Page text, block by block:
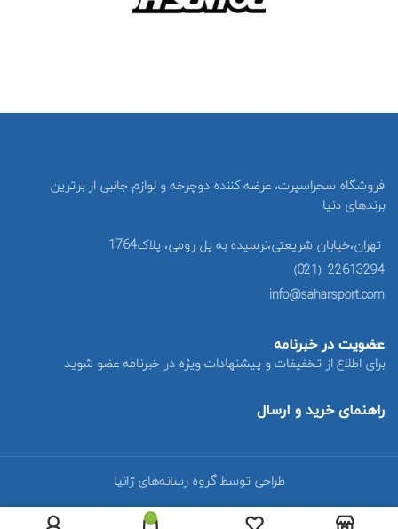
فروشگاه سحراسپرت، عرضه کننده دوچرخه و لوازم جانبی از برترین
برندهای دنیا
تهران،خیابان شریعتی،نرسیده به پل رومی، پلاک1764
22613294 (021)
info@saharsport.com
عضویت در خبرنامه
برای اطلاع از تخفیفات و پیشنهادات ویژه در خبرنامه عضو شوید
راهنمای خرید و ارسال
طراحی توسط گروه رسانه‌های ژانیا
0